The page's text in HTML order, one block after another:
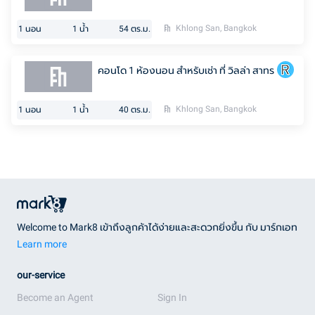
1 นอน 1 น้ำ 54 ตร.ม. Khlong San, Bangkok
คอนโด 1 ห้องนอน สำหรับเช่า ที่ วิลล่า สาทร
1 นอน 1 น้ำ 40 ตร.ม. Khlong San, Bangkok
Welcome to Mark8 เข้าถึงลูกค้าได้ง่ายและสะดวกยิ่งขึ้น กับ มาร์กเอท
Learn more
our-service
Become an Agent
Sign In